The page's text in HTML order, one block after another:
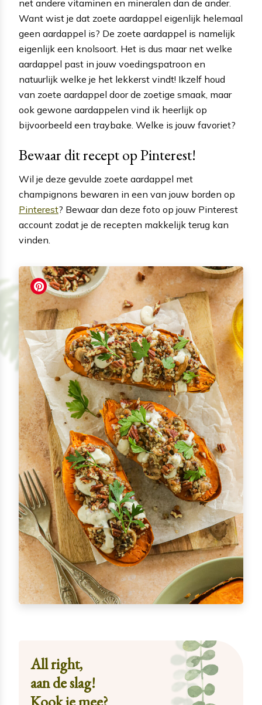
net andere vitaminen en mineralen dan de ander.
Want wist je dat zoete aardappel eigenlijk helemaal
geen aardappel is? De zoete aardappel is namelijk
eigenlijk een knolsoort. Het is dus maar net welke
aardappel past in jouw voedingspatroon en
natuurlijk welke je het lekkerst vindt! Ikzelf houd
van zoete aardappel door de zoetige smaak, maar
ook gewone aardappelen vind ik heerlijk op
bijvoorbeeld een traybake. Welke is jouw favoriet?
Bewaar dit recept op Pinterest!
Wil je deze gevulde zoete aardappel met
champignons bewaren in een van jouw borden op
Pinterest? Bewaar dan deze foto op jouw Pinterest
account zodat je de recepten makkelijk terug kan
vinden.
All right,
aan de slag!